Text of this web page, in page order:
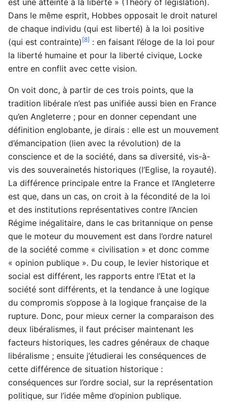
Dans le même esprit, Hobbes opposait le droit naturel
de chaque individu (qui est liberté) à la loi positive
(qui est contrainte) [8] : en faisant l’éloge de la loi pour
la liberté humaine et pour la liberté civique, Locke
entre en conflit avec cette vision.
On voit donc, à partir de ces trois points, que la
tradition libérale n’est pas unifiée aussi bien en France
qu’en Angleterre ; pour en donner cependant une
définition englobante, je dirais : elle est un mouvement
d’émancipation (lien avec la révolution) de la
conscience et de la société, dans sa diversité, vis-à-
vis des souverainetés historiques (l’Eglise, la royauté).
La différence principale entre la France et l’Angleterre
est que, dans un cas, on croit à la fécondité de la loi
et des institutions représentatives contre l’Ancien
Régime inégalitaire, dans le cas britannique on pense
que le moteur du mouvement est dans l’ordre naturel
de la société comme « civilisation » et donc comme
« opinion publique ». Du coup, le levier historique et
social est différent, les rapports entre l’Etat et la
société sont différents, et la tendance à une logique
du compromis s’oppose à la logique française de la
rupture. Donc, pour mieux cerner la comparaison des
deux libéralismes, il faut préciser maintenant les
facteurs historiques, les cadres généraux de chaque
libéralisme ; ensuite j’étudierai les conséquences de
cette différence de situation historique :
conséquences sur l’ordre social, sur la représentation
politique, sur l’idée même d’opinion publique.